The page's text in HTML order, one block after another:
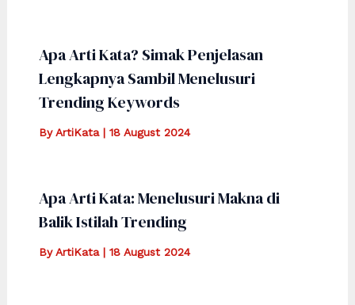
Apa Arti Kata? Simak Penjelasan
Lengkapnya Sambil Menelusuri
Trending Keywords
ByArtiKata | 18 August 2024
Apa Arti Kata: Menelusuri Makna di
Balik Istilah Trending
ByArtiKata | 18 August 2024